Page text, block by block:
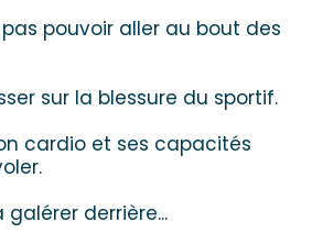
pouvoir aller au bout des
sur la blessure du sportif.
cardio et ses capacités
galérer derrière...